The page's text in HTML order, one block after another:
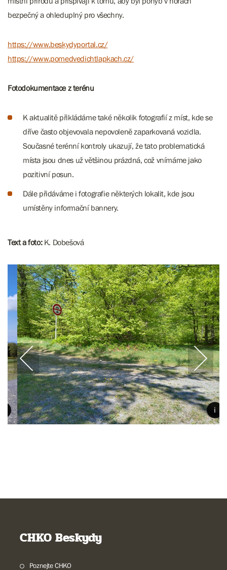
bezpečný a ohleduplný pro všechny.
https://www.beskydyportal.cz/
https://www.pomedvedichtlapkach.cz/
Fotodokumentace z terénu
K aktualitě přikládáme také několik fotografií z míst, kde se
dříve často objevovala nepovoleně zaparkovaná vozidla.
Současné terénní kontroly ukazují, že tato problematická
místa jsou dnes už většinou prázdná, což vnímáme jako
pozitivní posun.
Dále přidáváme i fotografie některých lokalit, kde jsou
umístěny informační bannery.
Text a foto:K. Dobešová
CHKO Beskydy
Poznejte CHKO